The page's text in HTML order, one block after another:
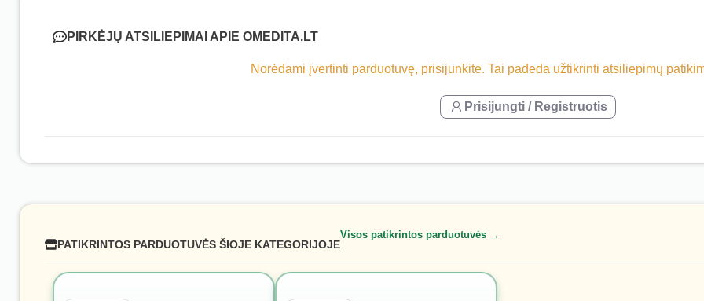
PIRKĖJŲ ATSILIEPIMAI APIE OMEDITA.LT
Norėdami įvertinti parduotuvę, prisijunkite. Tai padeda užtikrinti atsiliepimų
Prisijungti / Registruotis
PATIKRINTOS PARDUOTUVĖS ŠIOJE KATEGORIJOJE
Visos patikrintos parduotuvės →